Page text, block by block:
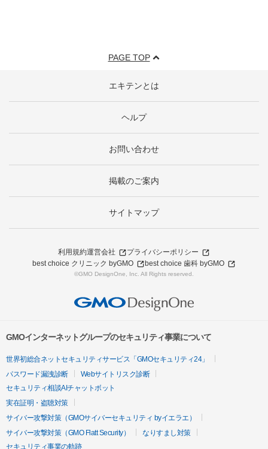
PAGE TOP
エキテンとは
ヘルプ
お問い合わせ
掲載のご案内
サイトマップ
利用規約運営会社
プライバシーポリシー
best choice クリニック byGMO
best choice 歯科 byGMO
©GMO DesignOne, Inc. All Rights reserved.
GMOインターネットグループのセキュリティ事業について
世界初総合ネットセキュリティサービス「GMOセキュリティ24」
パスワード漏洩診断
Webサイトリスク診断
セキュリティ相談AIチャットボット
実在証明・盗聴対策
サイバー攻撃対策（GMOサイバーセキュリティ byイエラエ）
サイバー攻撃対策（GMO Flatt Security）
なりすまし対策
セキュリティ事業の軌跡